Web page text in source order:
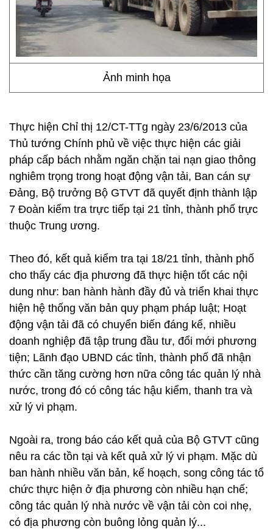
Ảnh minh họa
Thực hiện Chỉ thị 12/CT-TTg ngày 23/6/2013 của
Thủ tướng Chính phủ về việc thực hiện các giải
pháp cấp bách nhằm ngăn chặn tai nạn giao thông
nghiêm trọng trong hoạt động vận tải, Ban cán sự
Đảng, Bộ trưởng Bộ GTVT đã quyết định thành lập
7 Đoàn kiểm tra trực tiếp tại 21 tỉnh, thành phố trực
thuộc Trung ương.
Theo đó, kết quả kiểm tra tại 18/21 tỉnh, thành phố
cho thấy các địa phương đã thực hiện tốt các nội
dung như: ban hành hành đầy đủ và triển khai thực
hiện hệ thống văn bản quy phạm pháp luật; Hoạt
động vận tải đã có chuyển biến đáng kể, nhiều
doanh nghiệp đã tập trung đầu tư, đổi mới phương
tiện; Lãnh đạo UBND các tỉnh, thành phố đã nhận
thức cần tăng cường hơn nữa công tác quản lý nhà
nước, trong đó có công tác hậu kiểm, thanh tra và
xử lý vi phạm.
Ngoài ra, trong báo cáo kết quả của Bộ GTVT cũng
nêu ra các tồn tại và kết quả xử lý vi phạm. Mặc dù
ban hành nhiều văn bản, kế hoạch, song công tác tổ
chức thực hiện ở địa phương còn nhiều hạn chế;
công tác quản lý nhà nước về vận tải còn coi nhẹ,
có địa phương còn buông lỏng quản lý...